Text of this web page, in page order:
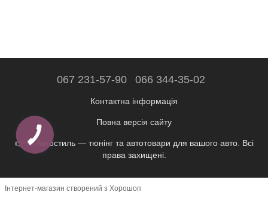
067 231-57-90 066 344-35-02
Контактна інформація
Повна версія сайту
👉 © Автостиль — тюнінг та автотовари для вашого авто. Всі
права захищені.
Інтернет-магазин створений з Хорошоп